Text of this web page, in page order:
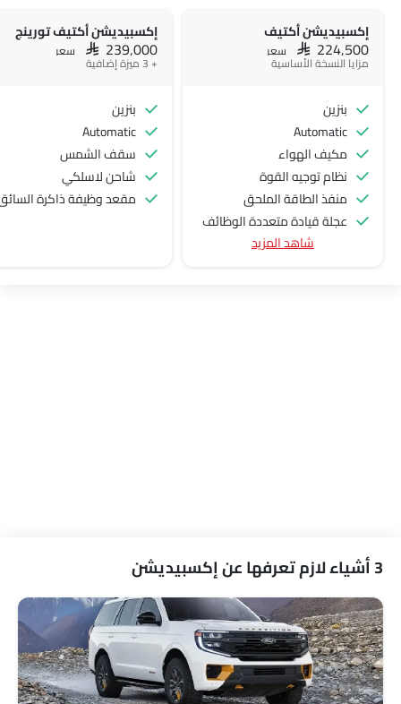
إكسبيديشن أكتيف
SAR 224,500 سعر
مزايا النسخة الأساسية
بنزين
Automatic
مكيف الهواء
نظام توجيه القوة
منفذ الطاقة الملحق
عجلة قيادة متعددة الوظائف
الراديو هي AM (تعديل السعة) أو FM (تضمين التردد)،
حامل زجاجة
نظام منع انغلاق المكابح
قفل مركزي
وسادة هوائية للسائق
وسادة هوائية للركاب
وسادة هوائية جانبية أمامية
أحزمة المقاعد الخلفية
شاهد المزيد
إكسبيديشن أكتيف تورينج
SAR 239,000 سعر
+ 3 ميزة إضافية
بنزين
Automatic
سقف الشمس
شاحن لاسلكي
مقعد وظيفة ذاكرة
3 أشياء لازم تعرفها عن إكسبيديشن